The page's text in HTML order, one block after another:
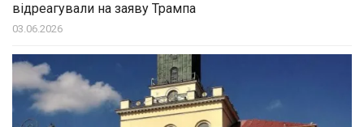
відреагували на заяву Трампа
03.06.2026